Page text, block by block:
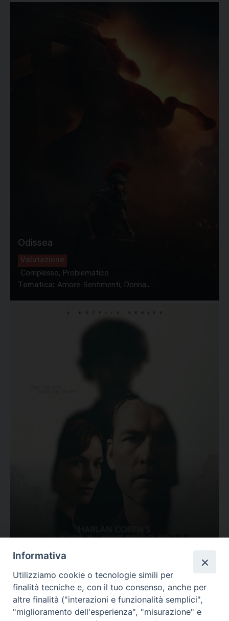
Odissea
Valutazione
Complesso, Problematico
Tematica: Amore-Sentimenti, Donna...
Valutazione
Complesso, Problematico
Tematica: Amore-Sentimenti, Carcere...
Informativa
Utilizziamo cookie o tecnologie simili per
finalità tecniche e, con il tuo consenso, anche per
altre finalità ("interazioni e funzionalità semplici",
"miglioramento dell'esperienza", "misurazione" e